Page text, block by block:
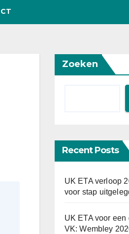
Zoeken
Recent Posts
UK ETA verloop
voor stap
UK ETA voor
VK: Wembley